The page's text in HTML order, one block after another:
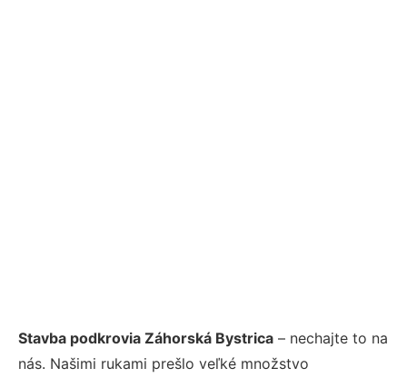
Stavba podkrovia Záhorská Bystrica – nechajte to na
nás. Našimi rukami prešlo veľké množstvo